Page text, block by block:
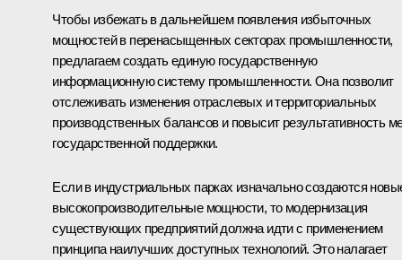
Чтобы избежать в дальнейшем появления избыточных
мощностей в перенасыщенных секторах промышленности,
предлагаем создать единую государственную
информационную систему промышленности. Она позволит
отслеживать изменения отраслевых и территориальных
производственных балансов и повысит результативность
государственной поддержки.
Если в индустриальных парках изначально создаются
высокопроизводительные мощности, то модернизация
существующих предприятий должна идти с применением
принципа наилучших доступных технологий. Это налагает